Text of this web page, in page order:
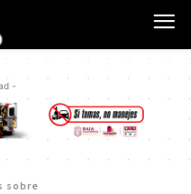
-
sobre